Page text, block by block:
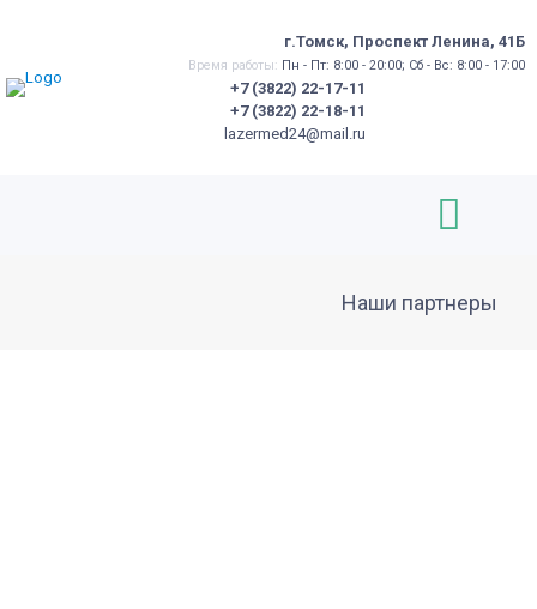
г.Томск, Проспект Ленина, 41Б
Время работы: Пн - Пт: 8:00 - 20:00; Сб - Вс: 8:00 - 17:00
+7 (3822) 22-17-11
+7 (3822) 22-18-11
lazermed24@mail.ru
Наши партнеры